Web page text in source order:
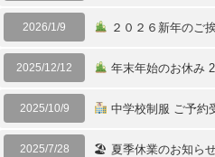
2026/1/9 ２０２６新年のご
2025/12/12 年末年始のお休み
2025/10/9 中学校制服 ご予約
2025/7/28 🏖 夏季休業のお知らせ